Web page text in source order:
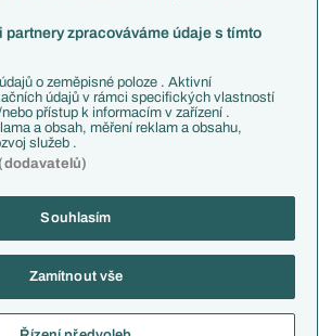
Využíváme zpravodajství ČTK.
o zpracování osobních údajů
partnery zpracováváme údaje s tímto
o zeměpisné poloze . Aktivní
údajů v rámci specifických vlastností
přístup k informacím v zařízení .
a obsah, měření reklam a obsahu,
služeb .
Souhlasím
Zamítnout vše